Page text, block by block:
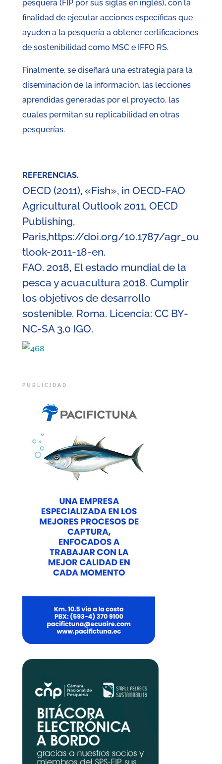
pesquera (FIP por sus siglas en inglés), con la
finalidad de ejecutar acciones específicas que
ayuden a la pesquería a obtener certificaciones
de sostenibilidad como MSC e IFFO RS.
Finalmente, se diseñará una estrategia para la
diseminación de la información, las lecciones
aprendidas generadas por el proyecto, las
cuales permitan su replicabilidad en otras
pesquerías.
REFERENCIAS.
OECD (2011), «Fish», in OECD-FAO
Agricultural Outlook 2011, OECD
Publishing,
Paris,https://doi.org/10.1787/agr_ou
tlook-2011-18-en.
FAO. 2018, El estado mundial de la
pesca y acuacultura 2018. Cumplir
los objetivos de desarrollo
sostenible. Roma. Licencia: CC BY-
NC-SA 3.0 IGO.